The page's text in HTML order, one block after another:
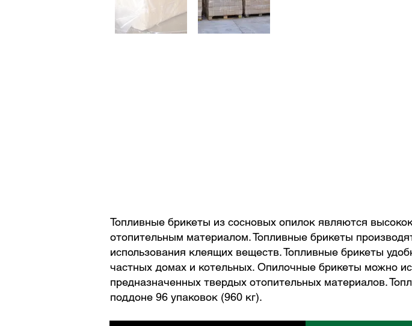
Топливные брикеты из сосновых опилок являются
отопительным материалом. Топливные брикеты
использования клеящих веществ. Топливные брикеты
частных домах и котельных. Опилочные брикеты можно
предназначенных твердых отопительных материалов.
поддоне 96 упаковок (960 кг).